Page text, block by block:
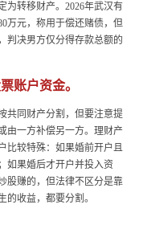
为转移财产。2026年武汉有
万元，称用于偿还赌债，但
判决男方仅分得存款总额的
账户资金。
共同财产分割，但要注意提
由一方补偿另一方。理财产
比较特殊：如果婚前开户且
如果婚后才开户并投入资
股赚的，但法律不区分是靠
收益，都要分割。